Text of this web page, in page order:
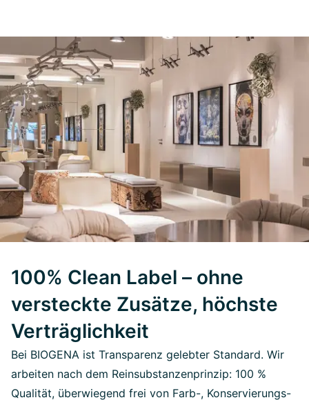
100% Clean Label – ohne
versteckte Zusätze, höchste
Verträglichkeit
Bei BIOGENA ist Transparenz gelebter Standard. Wir
arbeiten nach dem Reinsubstanzenprinzip: 100 %
Qualität, überwiegend frei von Farb-, Konservierungs-